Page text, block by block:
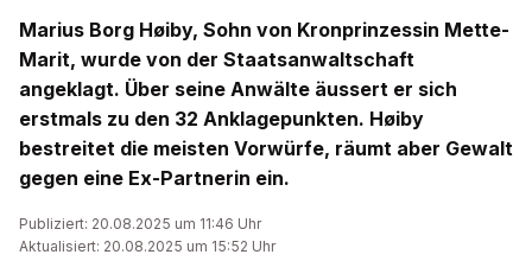
Marius Borg Høiby, Sohn von Kronprinzessin Mette-
Marit, wurde von der Staatsanwaltschaft
angeklagt. Über seine Anwälte äussert er sich
erstmals zu den 32 Anklagepunkten. Høiby
bestreitet die meisten Vorwürfe, räumt aber Gewalt
gegen eine Ex-Partnerin ein.
Publiziert: 20.08.2025 um 11:46 Uhr
Aktualisiert: 20.08.2025 um 15:52 Uhr